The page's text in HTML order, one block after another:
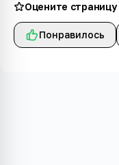
Оцените страницу
Понравилось